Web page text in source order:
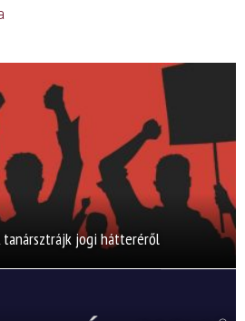
tanársztrájk jogi hátteréről